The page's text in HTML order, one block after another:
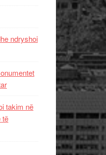
ndryshoi
takim në
të